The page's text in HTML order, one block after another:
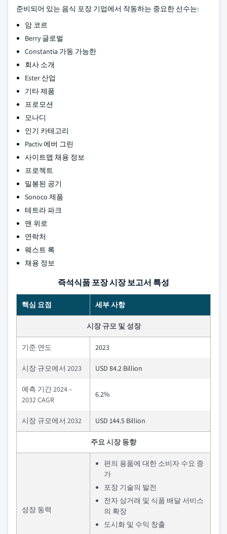
준비되어 있는 음식 포장 기업에서 작동하는 중요한 선수는:
암 코르
Berry 글로벌
Constantia 가동 가능한
회사 소개
Ester 산업
기타 제품
프로모션
모나디
인기 카테고리
Pactiv 에버 그린
사이트맵 채용 정보
프로젝트
밀봉된 공기
Sonoco 제품
테트라 파크
맨 위로
연락처
웨스트 록
채용 정보
즉석식품 포장 시장 보고서 특성
핵심 요점 세부 사항
시장 규모 및 성장
기준 연도 2023
시장 규모에서 2023 USD 84.2 Billion
예측 기간 2024 –
2032 CAGR
6.2%
시장 규모에서 2032 USD 144.5 Billion
주요 시장 동향
성장 동력
편의 용품에 대한 소비자 수요 증
가
포장 기술의 발전
전자 상거래 및 식품 배달 서비스
의 확장
도시화 및 수익 창출